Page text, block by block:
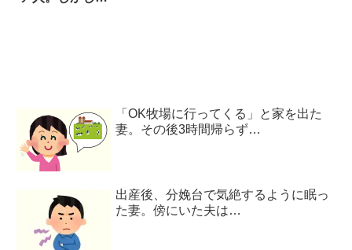
「OK牧場に行ってくる」と家を出た
妻。その後3時間帰らず…
出産後、分娩台で気絶するように眠っ
た妻。傍にいた夫は…